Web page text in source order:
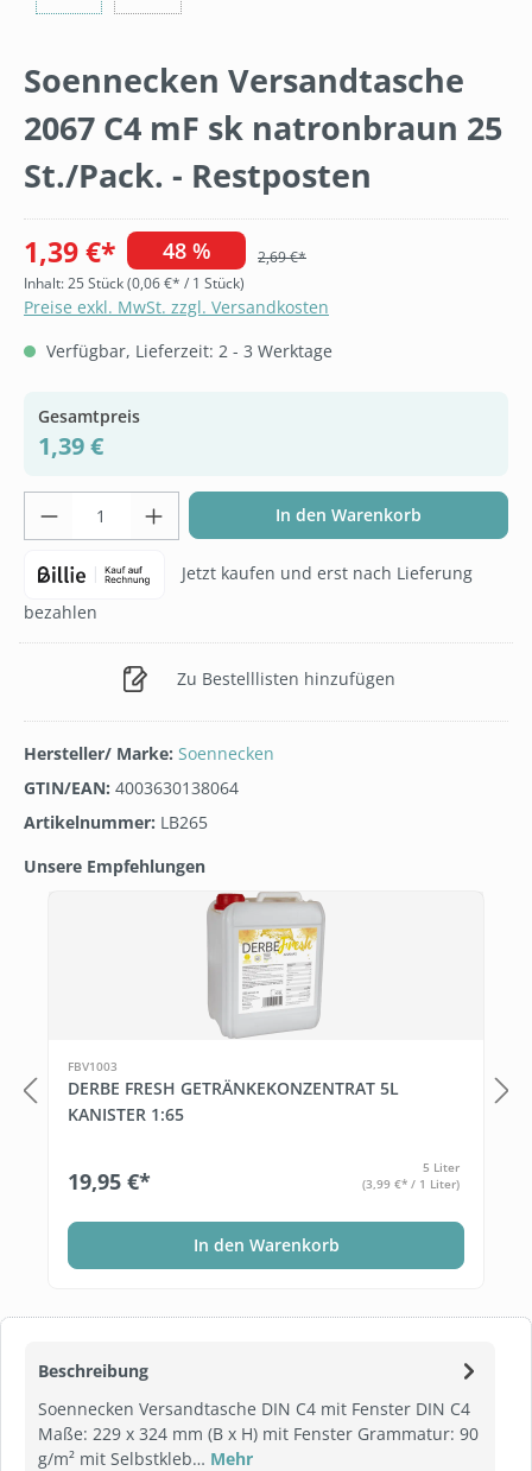
Beschreibung
Soennecken Versandtasche DIN C4 mit Fenster DIN C4
Maße: 229 x 324 mm (B x H) mit Fenster Grammatur: 90
g/m² mit Selbstkleb… Mehr
Soennecken Versandtasche
2067 C4 mF sk natronbraun 25
St./Pack. - Restposten
1,39 €* 48 %
2,69 €*
Inhalt:25 Stück(0,06 €* / 1 Stück)
Preise exkl. MwSt. zzgl. Versandkosten
Verfügbar, Lieferzeit: 2 - 3 Werktage
Gesamtpreis
1,39 €
Produkt Anzahl: Gib den gewünschten
In den Warenkorb
Jetzt kaufen und erst nach Lieferung
bezahlen
Zu Bestelllisten hinzufügen
Hersteller/ Marke: Soennecken
GTIN/EAN: 4003630138064
Artikelnummer: LB265
Unsere Empfehlungen
Produktgalerie überspringen
FBV1003
DERBE FRESH GETRÄNKEKONZENTRAT 5L
KANISTER 1:65
19,95 €*
5 Liter
(3,99 €* / 1 Liter)
In den Warenkorb